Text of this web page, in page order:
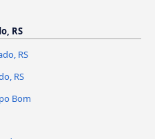
RS
RS
RS
Bom